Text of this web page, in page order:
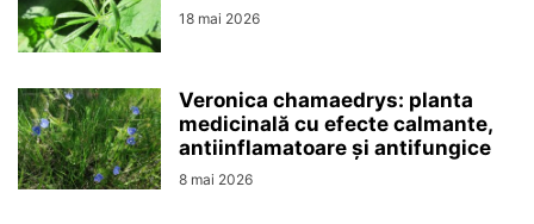
18 mai 2026
Veronica chamaedrys: planta
medicinală cu efecte calmante,
antiinflamatoare și antifungice
8 mai 2026